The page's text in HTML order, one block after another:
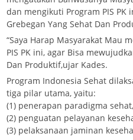
dan mengikuti Program PIS PK
Grebegan Yang Sehat Dan
“Saya Harap Masyarakat Mau
PIS PK ini, agar Bisa
Dan Produktif,ujar Kades.
Program Indonesia Sehat
tiga pilar utama, yaitu:
(1) penerapan paradigma sehat,
(2) penguatan pelayanan
(3) pelaksanaan jaminan